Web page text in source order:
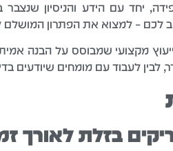
יחד עם הידע והניסיון
– למצוא את הפתרון
מקצועי שמבוסס על הבנה
לבין לעבוד עם מומחים
בזלת לאורך